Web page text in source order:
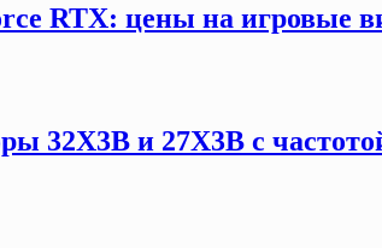
RTX: цены на игровые
32X3B и 27X3B с